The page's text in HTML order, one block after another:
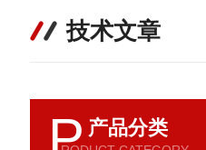
技术文章
P 产品分类